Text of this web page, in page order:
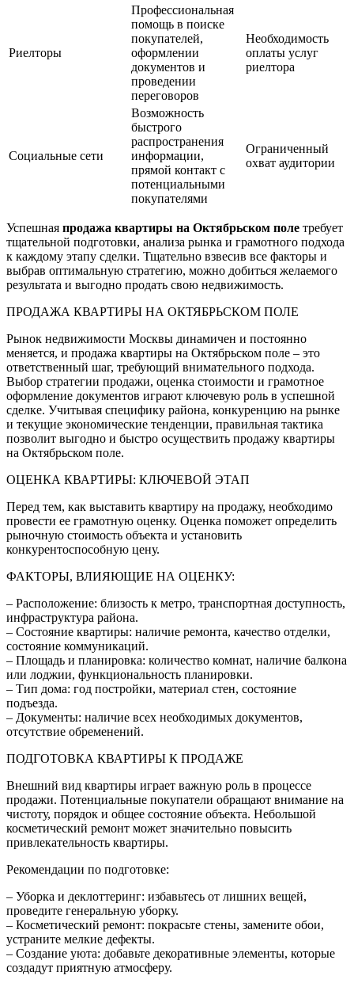
Риелторы
Профессиональная
помощь в поиске
покупателей,
оформлении
документов и
проведении
переговоров
Необходимость
оплаты услуг
риелтора
Социальные сети
Возможность
быстрого
распространения
информации,
прямой контакт с
потенциальными
покупателями
Ограниченный
охват аудитории
Успешная продажа квартиры на Октябрьском поле требует
тщательной подготовки, анализа рынка и грамотного подхода
к каждому этапу сделки. Тщательно взвесив все факторы и
выбрав оптимальную стратегию, можно добиться желаемого
результата и выгодно продать свою недвижимость.
ПРОДАЖА КВАРТИРЫ НА ОКТЯБРЬСКОМ ПОЛЕ
Рынок недвижимости Москвы динамичен и постоянно
меняется, и продажа квартиры на Октябрьском поле – это
ответственный шаг, требующий внимательного подхода.
Выбор стратегии продажи, оценка стоимости и грамотное
оформление документов играют ключевую роль в успешной
сделке. Учитывая специфику района, конкуренцию на рынке
и текущие экономические тенденции, правильная тактика
позволит выгодно и быстро осуществить продажу квартиры
на Октябрьском поле.
ОЦЕНКА КВАРТИРЫ: КЛЮЧЕВОЙ ЭТАП
Перед тем, как выставить квартиру на продажу, необходимо
провести ее грамотную оценку. Оценка поможет определить
рыночную стоимость объекта и установить
конкурентоспособную цену.
ФАКТОРЫ, ВЛИЯЮЩИЕ НА ОЦЕНКУ:
– Расположение: близость к метро, транспортная доступность,
инфраструктура района.
– Состояние квартиры: наличие ремонта, качество отделки,
состояние коммуникаций.
– Площадь и планировка: количество комнат, наличие балкона
или лоджии, функциональность планировки.
– Тип дома: год постройки, материал стен, состояние
подъезда.
– Документы: наличие всех необходимых документов,
отсутствие обременений.
ПОДГОТОВКА КВАРТИРЫ К ПРОДАЖЕ
Внешний вид квартиры играет важную роль в процессе
продажи. Потенциальные покупатели обращают внимание на
чистоту, порядок и общее состояние объекта. Небольшой
косметический ремонт может значительно повысить
привлекательность квартиры.
Рекомендации по подготовке:
– Уборка и деклоттеринг: избавьтесь от лишних вещей,
проведите генеральную уборку.
– Косметический ремонт: покрасьте стены, замените обои,
устраните мелкие дефекты.
– Создание уюта: добавьте декоративные элементы, которые
создадут приятную атмосферу.